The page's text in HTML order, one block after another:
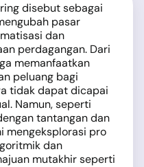
disebut sebagai
pasar
dan
perdagangan. Dari
memanfaatkan
peluang bagi
tidak dapat dicapai
Namun, seperti
tantangan dan
mengeksplorasi pro
dan
mutakhir seperti